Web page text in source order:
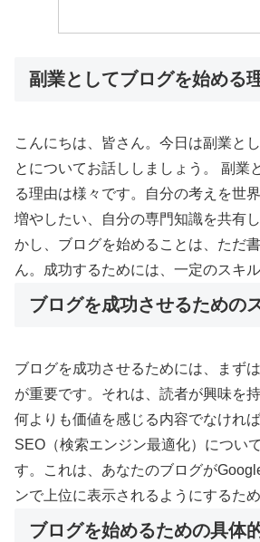
副業としてブログを始める
こんにちは、皆さん。今日は副業と
とについてお話ししましょう。 副業
る理由は様々です。自分の考えを世
増やしたい、自分の専門知識を共有
かし、ブログを始めることは、ただ
ん。成功するためには、一定のスキ
ブログを成功させるための
ブログを成功させるためには、まず
が重要です。それは、読者が興味を
何よりも価値を感じる内容でなけれ
SEO（検索エンジン最適化）につい
す。これは、あなたのブログが
ンで上位に表示されるようにするため
ブログを始めるための具体